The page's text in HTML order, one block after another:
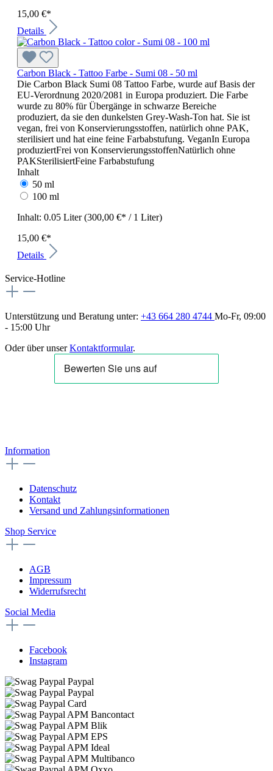
15,00 €*
Details
Carbon Black - Tattoo Farbe - Sumi 08 - 50 ml
Die Carbon Black Sumi 08 Tattoo Farbe, wurde auf Basis der
EU-Verordnung 2020/2081 in Europa produziert. Die Farbe
wurde zu 80% für Übergänge in schwarze Bereiche
produziert, da sie den dunkelsten Grey-Wash-Ton hat. Sie ist
vegan, frei von Konservierungsstoffen, natürlich ohne PAK,
sterilisiert und hat eine feine Farbabstufung. VeganIn Europa
produziertFrei von KonservierungsstoffenNatürlich ohne
PAKSterilisiertFeine Farbabstufung
Inhalt
50 ml
100 ml
Inhalt: 0.05 Liter(300,00 €* / 1 Liter)
15,00 €*
Details
Service-Hotline
Unterstützung und Beratung unter: +43 664 280 4744 Mo-Fr, 09:00
- 15:00 Uhr
Oder über unserKontaktformular.
Information
Datenschutz
Kontakt
Versand und Zahlungsinformationen
Shop Service
AGB
Impressum
Widerrufsrecht
Social Media
Facebook
Instagram